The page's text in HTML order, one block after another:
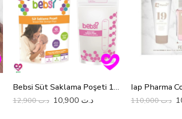
Bebsi Süt Saklama Poşeti 10 Adet
د.ت12,900 د.ت د.ت110,000